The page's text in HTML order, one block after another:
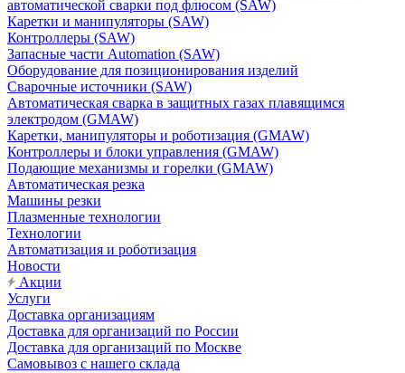
автоматической сварки под флюсом (SAW)
Каретки и манипуляторы (SAW)
Контроллеры (SAW)
Запасные части Automation (SAW)
Оборудование для позиционирования изделий
Сварочные источники (SAW)
Автоматическая сварка в защитных газах плавящимся
электродом (GMAW)
Каретки, манипуляторы и роботизация (GMAW)
Контроллеры и блоки управления (GMAW)
Подающие механизмы и горелки (GMAW)
Автоматическая резка
Машины резки
Плазменные технологии
Технологии
Автоматизация и роботизация
Новости
Акции
Услуги
Доставка организациям
Доставка для организаций по России
Доставка для организаций по Москве
Самовывоз с нашего склада